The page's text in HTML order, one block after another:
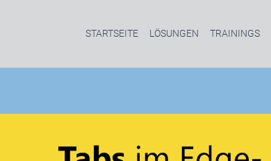
STARTSEITE LÖSUNGEN TRAININGS